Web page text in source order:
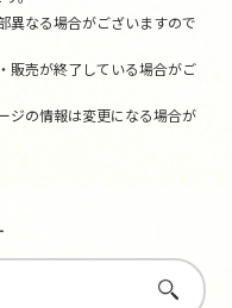
異なる場合がございますので
販売が終了している場合がご
ジの情報は変更になる場合が
さがす